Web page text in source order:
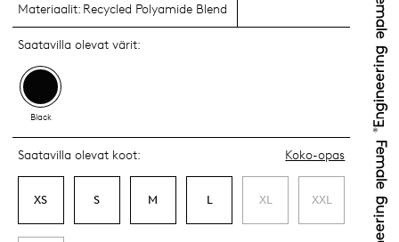
Materiaalit: Recycled Polyamide Blend
Saatavilla olevat värit:
Black
Saatavilla olevat koot: Koko-opas
XS S M L XL XXL